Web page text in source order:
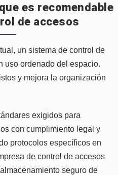
es recomendable
de accesos
un sistema de control de
uso ordenado del espacio.
y mejora la organización
exigidos para
con cumplimiento legal y
protocolos específicos en
de control de accesos
seguro de